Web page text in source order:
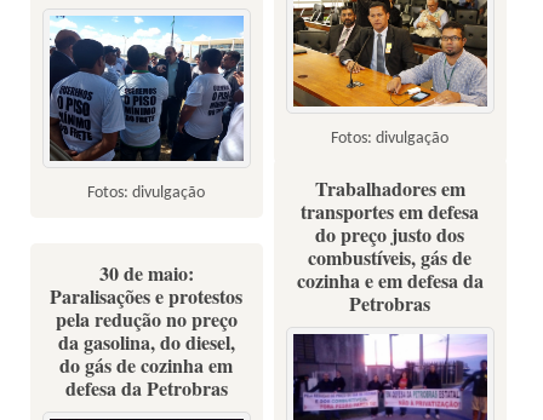
Fotos: divulgação
Fotos: divulgação
Trabalhadores em
transportes em defesa
do preço justo dos
combustíveis, gás de
cozinha e em defesa da
Petrobras
30 de maio:
Paralisações e protestos
pela redução no preço
da gasolina, do diesel,
do gás de cozinha em
defesa da Petrobras